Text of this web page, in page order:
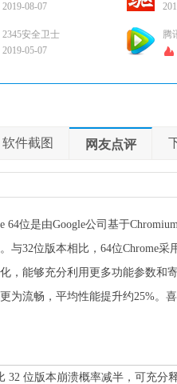
2019-08-07
2345安全卫士
2019-05-07
腾
软件截图 网友点评
64位是由Google公司基于
与32位版本相比，64位Chrome
，能够充分利用更多功能参数和
为流畅，平均性能提升约25%。
32 位版本崩溃概率减半，可充